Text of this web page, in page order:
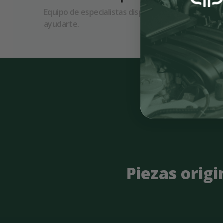
Equipo de especialistas dispuestos a
ayudarte.
Todas
Piezas